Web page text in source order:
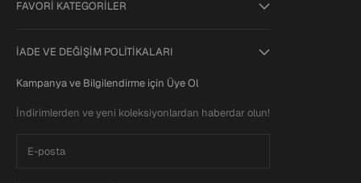
FAVORİ KATEGORİLER
İADE VE DEĞİŞİM POLİTİKALARI
Kampanya ve Bilgilendirme için Üye Ol
İndirimlerden ve yeni koleksiyonlardan haberdar olun!